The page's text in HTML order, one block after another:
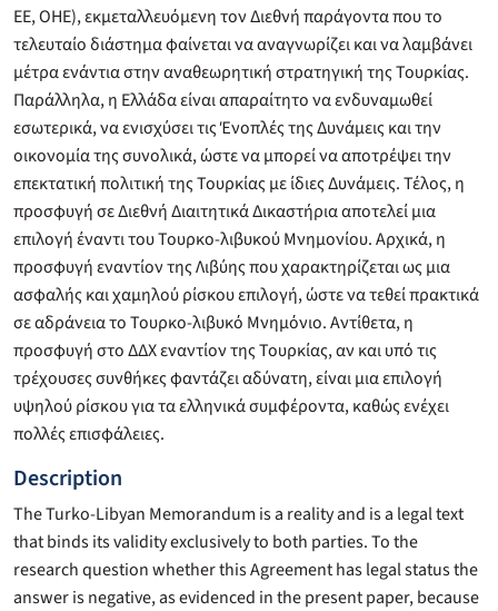
ΕΕ, ΟΗΕ), εκμεταλλευόμενη τον Διεθνή παράγοντα που το
τελευταίο διάστημα φαίνεται να αναγνωρίζει και να λαμβάνει
μέτρα ενάντια στην αναθεωρητική στρατηγική της Τουρκίας.
Παράλληλα, η Ελλάδα είναι απαραίτητο να ενδυναμωθεί
εσωτερικά, να ενισχύσει τις Ένοπλές της Δυνάμεις και την
οικονομία της συνολικά, ώστε να μπορεί να αποτρέψει την
επεκτατική πολιτική της Τουρκίας με ίδιες Δυνάμεις. Τέλος, η
προσφυγή σε Διεθνή Διαιτητικά Δικαστήρια αποτελεί μια
επιλογή έναντι του Τουρκο-λιβυκού Μνημονίου. Αρχικά, η
προσφυγή εναντίον της Λιβύης που χαρακτηρίζεται ως μια
ασφαλής και χαμηλού ρίσκου επιλογή, ώστε να τεθεί πρακτικά
σε αδράνεια το Τουρκο-λιβυκό Μνημόνιο. Αντίθετα, η
προσφυγή στο ΔΔΧ εναντίον της Τουρκίας, αν και υπό τις
τρέχουσες συνθήκες φαντάζει αδύνατη, είναι μια επιλογή
υψηλού ρίσκου για τα ελληνικά συμφέροντα, καθώς ενέχει
πολλές επισφάλειες.
Description
The Turko-Libyan Memorandum is a reality and is a legal text
that binds its validity exclusively to both parties. To the
research question whether this Agreement has legal status the
answer is negative, as evidenced in the present paper, because